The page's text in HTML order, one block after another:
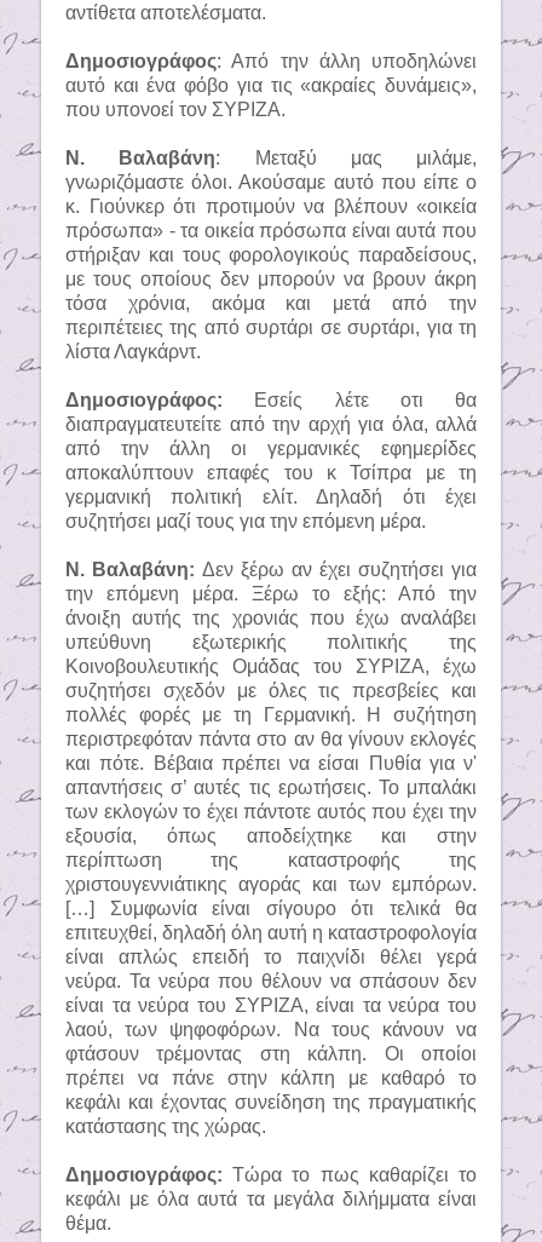
αντίθετα αποτελέσματα.
Δημοσιογράφος: Από την άλλη υποδηλώνει
αυτό και ένα φόβο για τις «ακραίες δυνάμεις»,
που υπονοεί τον ΣΥΡΙΖΑ.
Ν. Βαλαβάνη: Μεταξύ μας μιλάμε,
γνωριζόμαστε όλοι. Ακούσαμε αυτό που είπε ο
κ. Γιούνκερ ότι προτιμούν να βλέπουν «οικεία
πρόσωπα» - τα οικεία πρόσωπα είναι αυτά που
στήριξαν και τους φορολογικούς παραδείσους,
με τους οποίους δεν μπορούν να βρουν άκρη
τόσα χρόνια, ακόμα και μετά από την
περιπέτειες της από συρτάρι σε συρτάρι, για τη
λίστα Λαγκάρντ.
Δημοσιογράφος: Εσείς λέτε οτι θα
διαπραγματευτείτε από την αρχή για όλα, αλλά
από την άλλη οι γερμανικές εφημερίδες
αποκαλύπτουν επαφές του κ Τσίπρα με τη
γερμανική πολιτική ελίτ. Δηλαδή ότι έχει
συζητήσει μαζί τους για την επόμενη μέρα.
Ν. Βαλαβάνη: Δεν ξέρω αν έχει συζητήσει για
την επόμενη μέρα. Ξέρω το εξής: Από την
άνοιξη αυτής της χρονιάς που έχω αναλάβει
υπεύθυνη εξωτερικής πολιτικής της
Κοινοβουλευτικής Ομάδας του ΣΥΡΙΖΑ, έχω
συζητήσει σχεδόν με όλες τις πρεσβείες και
πολλές φορές με τη Γερμανική. Η συζήτηση
περιστρεφόταν πάντα στο αν θα γίνουν εκλογές
και πότε. Βέβαια πρέπει να είσαι Πυθία για ν'
απαντήσεις σ’ αυτές τις ερωτήσεις. Το μπαλάκι
των εκλογών το έχει πάντοτε αυτός που έχει την
εξουσία, όπως αποδείχτηκε και στην
περίπτωση της καταστροφής της
χριστουγεννιάτικης αγοράς και των εμπόρων.
[…] Συμφωνία είναι σίγουρο ότι τελικά θα
επιτευχθεί, δηλαδή όλη αυτή η καταστροφολογία
είναι απλώς επειδή το παιχνίδι θέλει γερά
νεύρα. Τα νεύρα που θέλουν να σπάσουν δεν
είναι τα νεύρα του ΣΥΡΙΖΑ, είναι τα νεύρα του
λαού, των ψηφοφόρων. Να τους κάνουν να
φτάσουν τρέμοντας στη κάλπη. Οι οποίοι
πρέπει να πάνε στην κάλπη με καθαρό το
κεφάλι και έχοντας συνείδηση της πραγματικής
κατάστασης της χώρας.
Δημοσιογράφος: Τώρα το πως καθαρίζει το
κεφάλι με όλα αυτά τα μεγάλα διλήμματα είναι
θέμα.